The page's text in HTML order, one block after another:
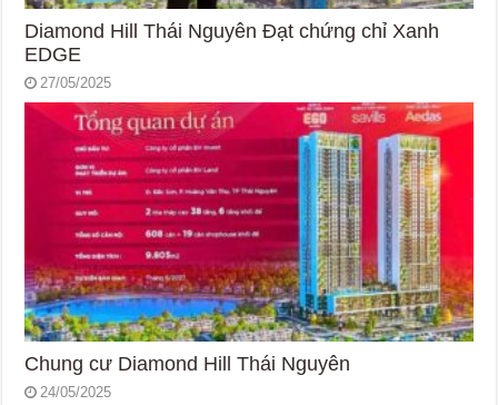
Diamond Hill Thái Nguyên Đạt chứng chỉ Xanh
EDGE
27/05/2025
Chung cư Diamond Hill Thái Nguyên
24/05/2025